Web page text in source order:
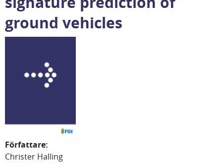
ground vehicles
Författare:
Christer Halling